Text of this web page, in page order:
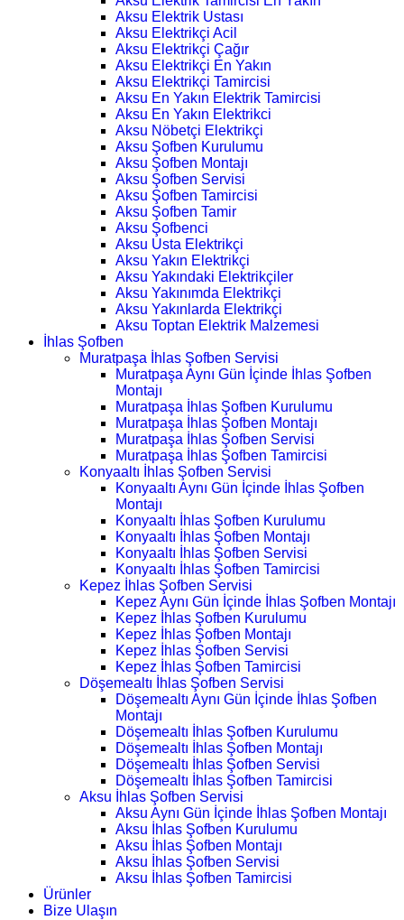
Aksu Elektrik Ustası
Aksu Elektrikçi Acil
Aksu Elektrikçi Çağır
Aksu Elektrikçi En Yakın
Aksu Elektrikçi Tamircisi
Aksu En Yakın Elektrik Tamircisi
Aksu En Yakın Elektrikci
Aksu Nöbetçi Elektrikçi
Aksu Şofben Kurulumu
Aksu Şofben Montajı
Aksu Şofben Servisi
Aksu Şofben Tamircisi
Aksu Şofben Tamir
Aksu Şofbenci
Aksu Usta Elektrikçi
Aksu Yakın Elektrikçi
Aksu Yakındaki Elektrikçiler
Aksu Yakınımda Elektrikçi
Aksu Yakınlarda Elektrikçi
Aksu Toptan Elektrik Malzemesi
İhlas Şofben
Muratpaşa İhlas Şofben Servisi
Muratpaşa Aynı Gün İçinde İhlas Şofben
Montajı
Muratpaşa İhlas Şofben Kurulumu
Muratpaşa İhlas Şofben Montajı
Muratpaşa İhlas Şofben Servisi
Muratpaşa İhlas Şofben Tamircisi
Konyaaltı İhlas Şofben Servisi
Konyaaltı Aynı Gün İçinde İhlas Şofben
Montajı
Konyaaltı İhlas Şofben Kurulumu
Konyaaltı İhlas Şofben Montajı
Konyaaltı İhlas Şofben Servisi
Konyaaltı İhlas Şofben Tamircisi
Kepez İhlas Şofben Servisi
Kepez Aynı Gün İçinde İhlas Şofben Montajı
Kepez İhlas Şofben Kurulumu
Kepez İhlas Şofben Montajı
Kepez İhlas Şofben Servisi
Kepez İhlas Şofben Tamircisi
Döşemealtı İhlas Şofben Servisi
Döşemealtı Aynı Gün İçinde İhlas Şofben
Montajı
Döşemealtı İhlas Şofben Kurulumu
Döşemealtı İhlas Şofben Montajı
Döşemealtı İhlas Şofben Servisi
Döşemealtı İhlas Şofben Tamircisi
Aksu İhlas Şofben Servisi
Aksu Aynı Gün İçinde İhlas Şofben Montajı
Aksu İhlas Şofben Kurulumu
Aksu İhlas Şofben Montajı
Aksu İhlas Şofben Servisi
Aksu İhlas Şofben Tamircisi
Ürünler
Bize Ulaşın